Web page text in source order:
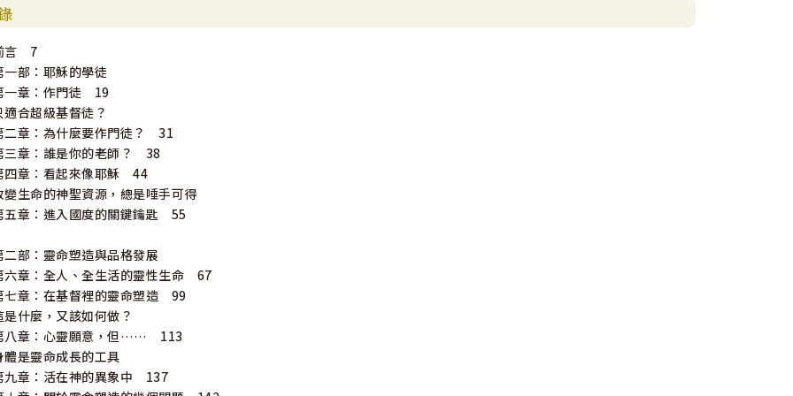
言 7
一部：耶穌的學徒
一章：作門徒 19
適合超級基督徒？
二章：為什麼要作門徒？ 31
三章：誰是你的老師？ 38
四章：看起來像耶穌 44
變生命的神聖資源，總是唾手可得
五章：進入國度的關鍵鑰匙 55
二部：靈命塑造與品格發展
六章：全人、全生活的靈性生命 67
七章：在基督裡的靈命塑造 99
是什麼，又該如何做？
八章：心靈願意，但…… 113
體是靈命成長的工具
九章：活在神的異象中 137